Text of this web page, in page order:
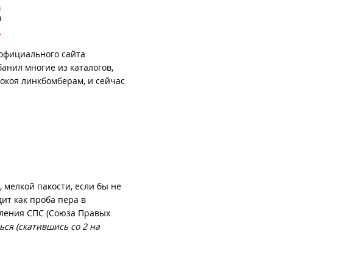
сайта
многие из каталогов,
линкбомберам, и сейчас
пакости, если бы не
как проба пера в
СПС (Союза Правых
(скатившись со 2 на